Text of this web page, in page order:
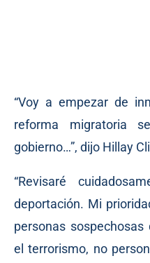
“Voy a empezar de
reforma migratoria
gobierno…”, dijo Hillay
“Revisaré
deportación. Mi
personas
el terrorismo, no